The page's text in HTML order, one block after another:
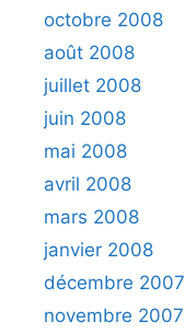
octobre 2008
août 2008
juillet 2008
juin 2008
mai 2008
avril 2008
mars 2008
janvier 2008
décembre 2007
novembre 2007